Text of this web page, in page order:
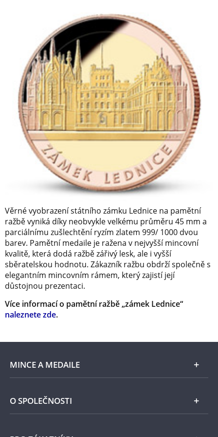
Věrné vyobrazení státního zámku Lednice na pamětní
ražbě vyniká díky neobvykle velkému průměru 45 mm a
parciálnímu zušlechtění ryzím zlatem 999/ 1000 dvou
barev. Pamětní medaile je ražena v nejvyšší mincovní
kvalitě, která dodá ražbě zářivý lesk, ale i vyšší
sběratelskou hodnotu. Zákazník ražbu obdrží společně s
elegantním mincovním rámem, který zajistí její
důstojnou prezentaci.
Více informací o pamětní ražbě „zámek Lednice“
naleznete zde.
MINCE A MEDAILE
E-shop
O SPOLEČNOSTI
Národní Pokladnice